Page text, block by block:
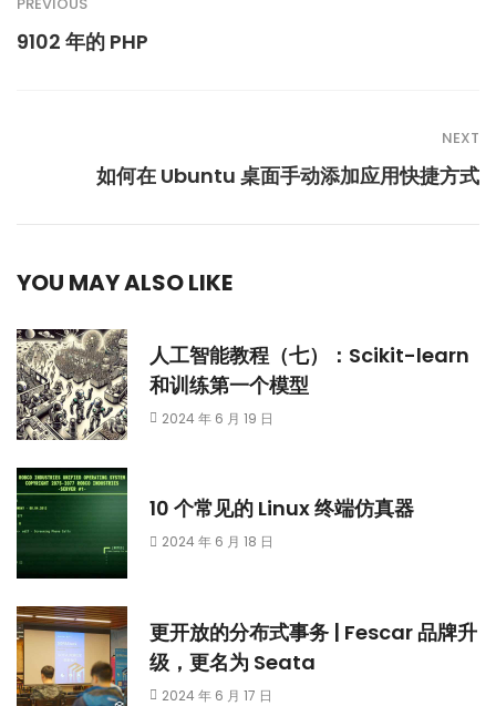
9102 年的 PHP
NEXT
如何在 Ubuntu 桌面手动添加应用快捷方式
YOU MAY ALSO LIKE
人工智能教程（七）：Scikit-learn
和训练第一个模型
2024 年 6 月 19 日
10 个常见的 Linux 终端仿真器
2024 年 6 月 18 日
更开放的分布式事务 | Fescar 品牌升
级，更名为 Seata
2024 年 6 月 17 日